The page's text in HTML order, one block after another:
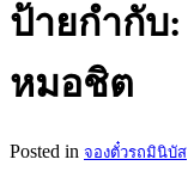
ป้ายกำกับ:
หมอชิต
Posted in จองตั๋วรถมินิบัส